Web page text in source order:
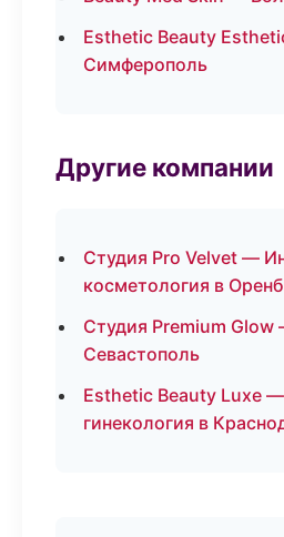
Esthetic Beauty
Симферополь
Другие компании
Студия Pro Velvet —
косметология в
Студия Premium Glow
Севастополь
Esthetic Beauty Luxe
гинекология в